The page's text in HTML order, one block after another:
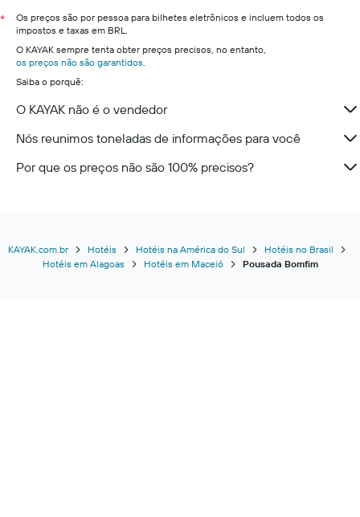
*
Os preços são por pessoa para bilhetes eletrônicos e incluem todos os
impostos e taxas em BRL.
O KAYAK sempre tenta obter preços precisos, no entanto,
os preços não são garantidos.
Saiba o porquê:
O KAYAK não é o vendedor
Nós reunimos toneladas de informações para você
Por que os preços não são 100% precisos?
KAYAK.com.br Hotéis Hotéis na América do Sul
Hotéis no Brasil
Hotéis em Alagoas
Hotéis em Maceió Pousada Bomfim